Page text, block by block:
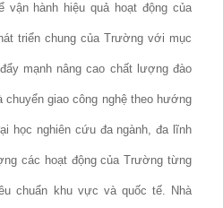
hành hiệu quả hoạt động của
triển chung của Trường với mục
mạnh nâng cao chất lượng đào
giao công nghệ theo hướng
học nghiên cứu đa ngành, đa lĩnh
các hoạt động của Trường từng
chuẩn khu vực và quốc tế. Nhà